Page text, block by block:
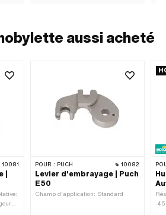
aussi acheté
10081
|
POUR : PUCH 10082
Levier d'embrayage | Puch
E50
Champ d'application: Standard
-45